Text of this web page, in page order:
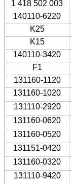
1 418 502 003
140110-6220
K25
K15
140110-3420
F1
131160-1120
131160-1020
131110-2920
131160-0620
131160-0520
131151-0420
131160-0320
131110-9420